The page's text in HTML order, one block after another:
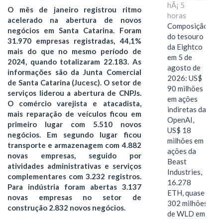
O mês de janeiro registrou ritmo
acelerado na abertura de novos
negócios em Santa Catarina. Foram
31.970 empresas registradas, 44,1%
mais do que no mesmo período de
2024, quando totalizaram 22.183. As
informações são da Junta Comercial
de Santa Catarina (Jucesc). O setor de
serviços liderou a abertura de CNPJs.
O comércio varejista e atacadista,
mais reparação de veículos ficou em
primeiro lugar com 5.510 novos
negócios. Em segundo lugar ficou
transporte e armazenagem com 4.882
novas empresas, seguido por
atividades administrativas e serviços
complementares com 3.232 registros.
Para indústria foram abertas 3.137
novas empresas no setor de
construção 2.832 novos negócios.
hÃ¡ 5
horas
Composição
do tesouro
da Eightco
em 5 de
agosto de
2026: US$
90 milhões
em ações
indiretas da
OpenAI,
US$ 18
milhões em
ações da
Beast
Industries,
16.278
ETH, quase
302 milhões
de WLD em